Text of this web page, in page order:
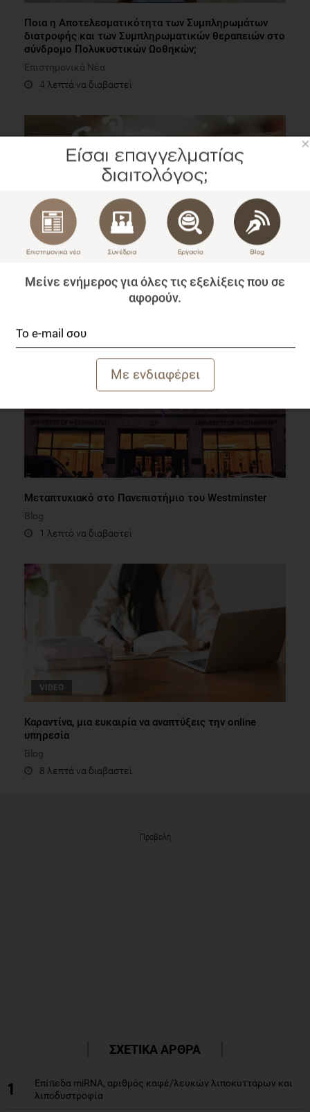
Ποια η Αποτελεσματικότητα των Συμπληρωμάτων
διατροφής και των Συμπληρωματικών θεραπειών στο
σύνδρομο Πολυκυστικών Ωοθηκών;
Επιστημονικά Νέα
4 λεπτά να διαβαστεί
Χρησιμοποιείτε σωστά τα κοινωνικά δίκτυα;
Μεταπτυχιακό στο Πανεπιστήμιο του Westminster
Blog
1 λεπτό να διαβαστεί
VIDEO
Καραντίνα, μια ευκαιρία να αναπτύξεις την online
υπηρεσία
Blog
8 λεπτά να διαβαστεί
Προβολή
ΣΧΕΤΙΚΑ ΑΡΘΡΑ
1
Επίπεδα miRNA, αριθμός καφέ/λευκών λιποκυττάρων και
λιποδυστροφία
×
Μείνε ενήμερος για όλες τις εξελίξεις που σε
αφορούν.